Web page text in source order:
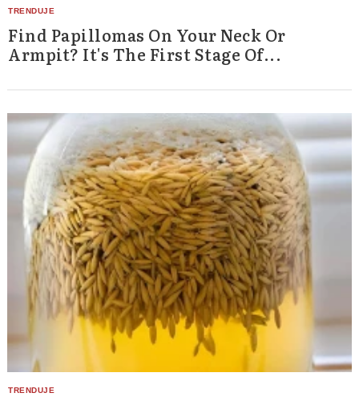
Find Papillomas On Your Neck Or
Armpit? It's The First Stage Of...